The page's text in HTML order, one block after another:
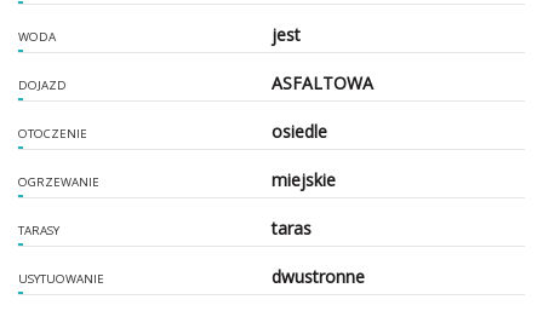
WODA jest
DOJAZD ASFALTOWA
OTOCZENIE osiedle
OGRZEWANIE miejskie
TARASY taras
USYTUOWANIE dwustronne